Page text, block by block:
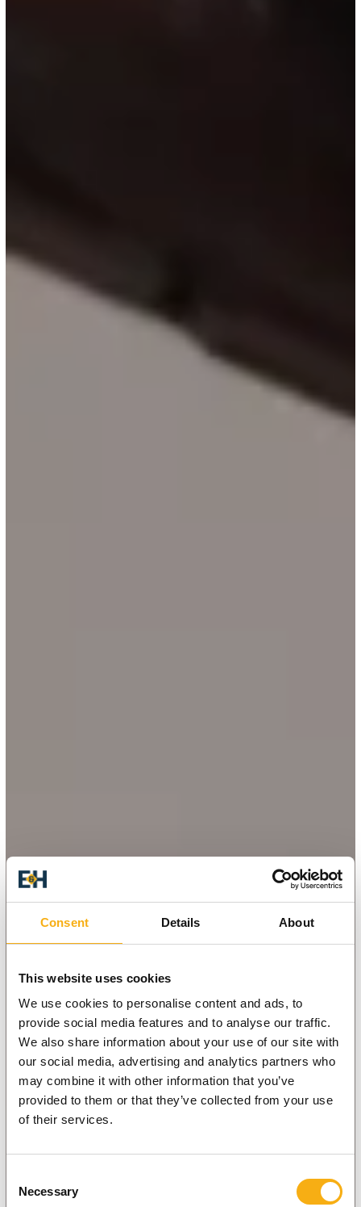
Consent Details About
This website uses cookies
We use cookies to personalise content and ads, to
provide social media features and to analyse our traffic.
We also share information about your use of our site with
our social media, advertising and analytics partners who
may combine it with other information that you’ve
provided to them or that they’ve collected from your use
of their services.
Selection
Necessary